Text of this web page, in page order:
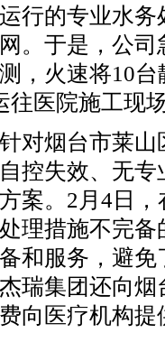
行的专业水
。于是，公
，火速将10
往医院施工现
对烟台市莱
控失效、无
案。2月4日
理措施不完
和服务，避
瑞集团还向烟
向医疗机构